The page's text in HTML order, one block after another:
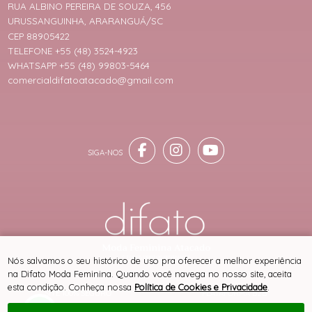
SITE 100% SEGURO PLATAFORMA B2B
RUA ALBINO PEREIRA DE SOUZA, 456
URUSSANGUINHA, ARARANGUÁ/SC
CEP 88905422
TELEFONE +55 (48) 3524-4923
WHATSAPP +55 (48) 99803-5464
comercialdifatoatacado@gmail.com
® TODOS DIREITOS RESERVADOS
Nós salvamos o seu histórico de uso pra oferecer a melhor experiência
na Difato Moda Feminina. Quando você navega no nosso site, aceita
esta condição. Conheça nossa Política de Cookies e Privacidade